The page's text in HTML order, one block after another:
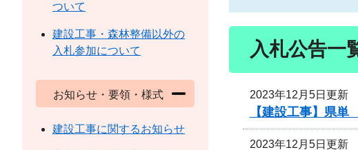
入札公告一
2023年12月5日更新
【建設工事】県
2023年12月5日更新
ついて
建設工事・森林整備以外の
入札参加について
お知らせ・要領・様式
建設工事に関するお知らせ